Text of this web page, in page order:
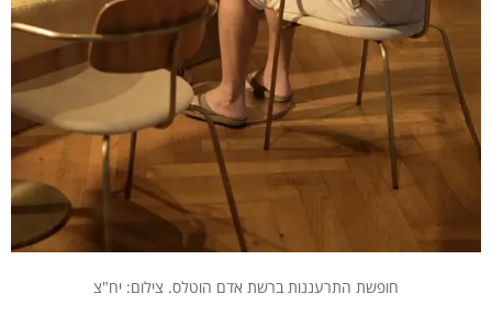
חופשת התרעננות ברשת אדם הוטלס. צילום: יח"צ